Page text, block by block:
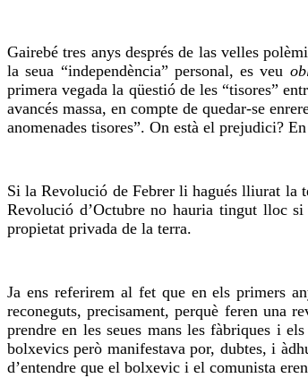
Gairebé tres anys després de las velles
la seua “independència” personal, es veu
primera vegada la qüestió de les “tisores”
avancés massa, en compte de quedar-se
anomenades tisores”. On està el prejudici?
Si la Revolució de Febrer li hagués lliurat la
Revolució d’Octubre no hauria tingut lloc
propietat privada de la terra.
Ja ens referirem al fet que en els primers
reconeguts, precisament, perquè feren una
prendre en les seues mans les fàbriques i
bolxevics però manifestava por, dubtes, i
d’entendre que el bolxevic i el comunista